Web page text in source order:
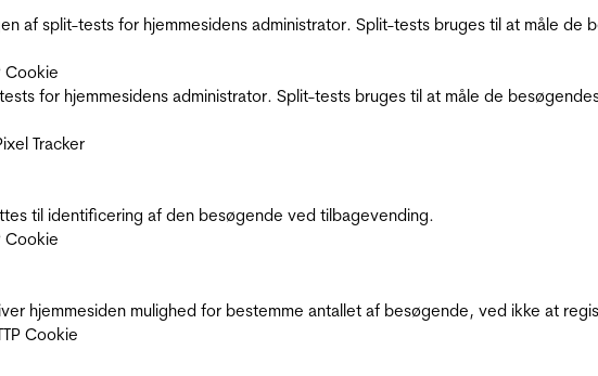
af split-tests for hjemmesidens administrator. Split-tests bruges til at måle
Cookie
for hjemmesidens administrator. Split-tests bruges til at måle de
Tracker
til identificering af den besøgende ved tilbagevending.
Cookie
hjemmesiden mulighed for bestemme antallet af besøgende, ved ikke at
Cookie